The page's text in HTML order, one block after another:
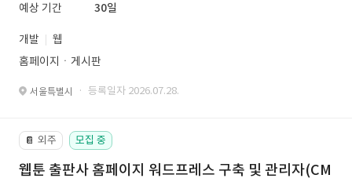
예상 기간
30일
개발
웹
홈페이지ㆍ게시판
서울특별시 · 등록일자 2026.07.28.
📔 외주 모집 중
웹툰 출판사 홈페이지 워드프레스 구축 및 관리자(CM